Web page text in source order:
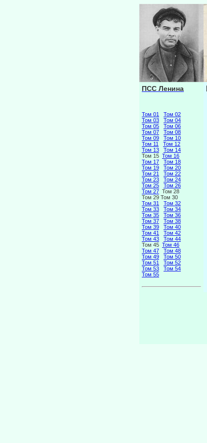
ПСС Ленина
Том 01
Том 02
Том 03
Том 04
Том 05
Том 06
Том 07
Том 08
Том 09
Том 10
Том 11
Том 12
Том 13
Том 14
Том 15 Том 16
Том 17
Том 18
Том 19
Том 20
Том 21
Том 22
Том 23
Том 24
Том 25
Том 26
Том 27 Том 28
Том 29 Том 30
Том 31
Том 32
Том 33
Том 34
Том 35
Том 36
Том 37
Том 38
Том 39
Том 40
Том 41
Том 42
Том 43
Том 44
Том 45 Том 46
Том 47
Том 48
Том 49
Том 50
Том 51
Том 52
Том 53
Том 54
Том 55